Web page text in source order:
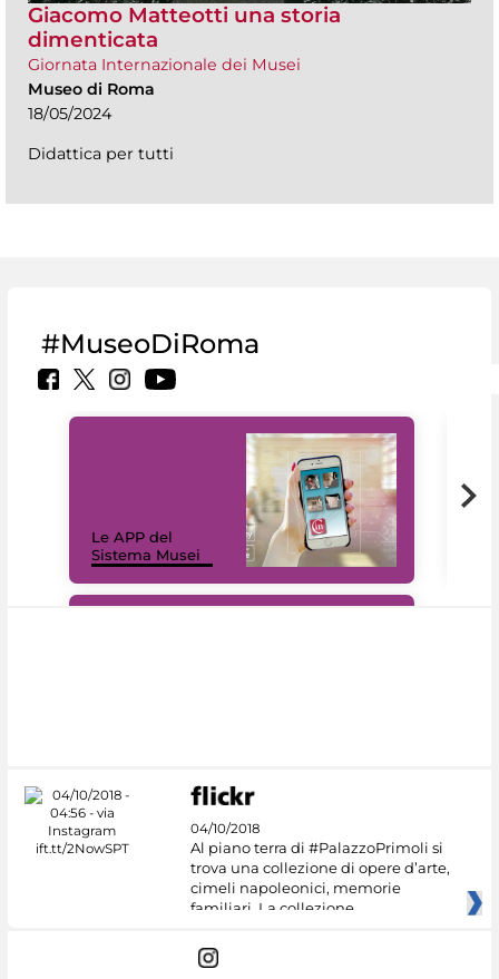
Giacomo Matteotti una storia
dimenticata
Giornata Internazionale dei Musei
Museo di Roma
18/05/2024
Didattica per tutti
#MuseoDiRoma
Le APP del
Sistema Musei
04/10/2018
Al piano terra di #PalazzoPrimoli si
trova una collezione di opere d’arte,
cimeli napoleonici, memorie
familiari. La collezione